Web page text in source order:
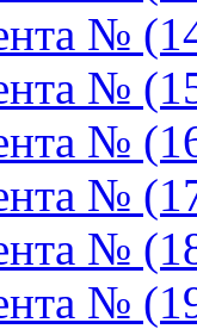
№
№
№
№
№
№